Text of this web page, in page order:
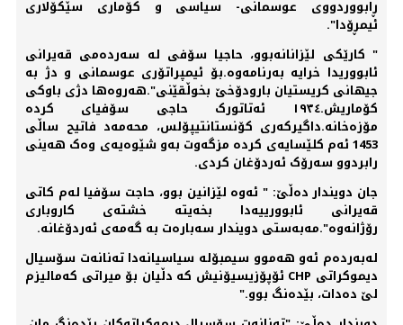
ڕابووردووی عوسمانی- سیاسی و کۆماری سێکۆلاری
ئیمڕۆدا".
" کارێکی لێزانانەبوو، حاجیا سۆفی لە سەردەمی قەیرانی
ئابووریدا خرایە بەرنامەوە.بۆ ئیمپراتۆری عوسمانی و دژ بە
جیھانی کریستیان بارودۆخێ بخوڵقێنی".ھەروەھا دژی باوکی
کۆماریش.١٩٣٤ ئەتاتورک حاجی سۆفیای کردە
مۆزەخانە.داگیرکەری کۆنستانتیپۆلس، محەمەد فاتیح ساڵی
1453 ئەم کلێسایەی کردە مزگەوت بەو شێوەیەی وەک ھەینی
رابردوو سەرۆک ئەردۆغان کردی.
جان دویندار دەڵێ: " ئەوە لێزانین بوو، حاجت سۆفیا لەم کاتی
قەیرانی ئابوورییەدا بخەیتە خشتەی کاروباری
رۆژانەوە".مەبەستی دویندار سەبارەت بە گەمەی ئەردۆغانە.
لەبەردەم ئەو ھەموو سیمبۆلە سیاسیانەدا تەنانەت سۆسیال
دیموکراتی CHP ئۆپۆزیسیۆنیش کە دڵیان بۆ میراتی کەمالیزم
لێ دەدات، بێدەنگ بوو."